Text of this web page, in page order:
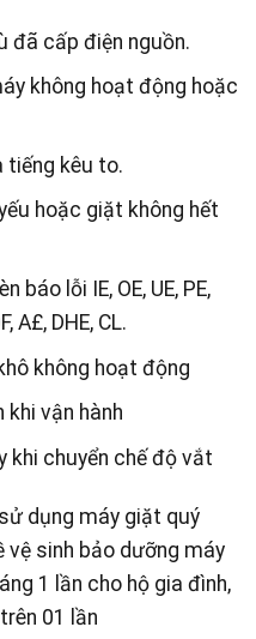
đã cấp điện nguồn.
không hoạt động hoặc
tiếng kêu to.
hoặc giặt không hết
báo lỗi IE, OE, UE, PE,
A£, DHE, CL.
không hoạt động
khi vận hành
khi chuyển chế độ vắt
dụng máy giặt quý
vệ sinh bảo dưỡng máy
1 lần cho hộ gia đình,
01 lần